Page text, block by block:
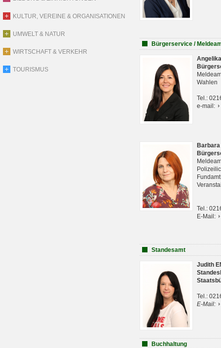
KULTUR, VEREINE & ORGANISATIONEN
UMWELT & NATUR
WIRTSCHAFT & VERKEHR
TOURISMUS
Bürgerservice /
Wahlen
Tel.:
e-mail:
Tel.:
E-Mail:
Standesamt
Judith
Tel.:
E-Mail:
Buchhaltung